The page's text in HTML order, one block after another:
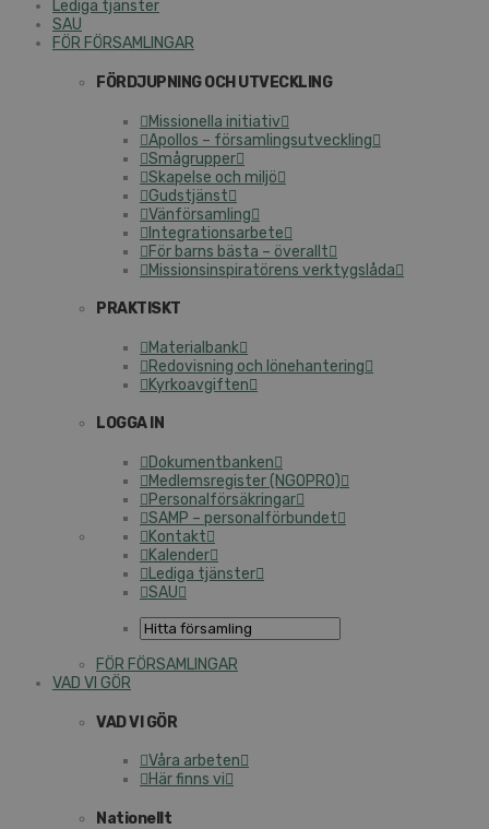
Lediga tjänster
SAU
FÖR FÖRSAMLINGAR
FÖRDJUPNING OCH UTVECKLING
Missionella initiativ
Apollos – församlingsutveckling
Smågrupper
Skapelse och miljö
Gudstjänst
Vänförsamling
Integrationsarbete
För barns bästa – överallt
Missionsinspiratörens verktygslåda
PRAKTISKT
Materialbank
Redovisning och lönehantering
Kyrkoavgiften
LOGGA IN
Dokumentbanken
Medlemsregister (NGOPRO)
Personalförsäkringar
SAMP – personalförbundet
Kontakt
Kalender
Lediga tjänster
SAU
FÖR FÖRSAMLINGAR
VAD VI GÖR
VAD VI GÖR
Våra arbeten
Här finns vi
Nationellt